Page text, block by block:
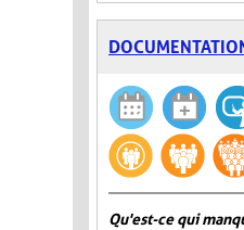
Qu'est-ce qui